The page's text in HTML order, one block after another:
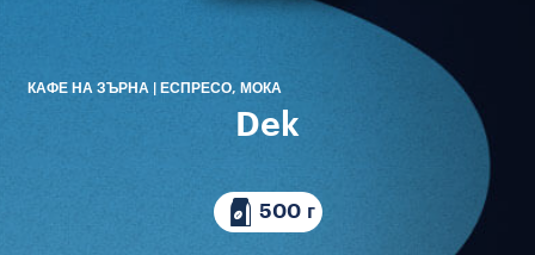
КАФЕ НА ЗЪРНА | ЕСПРЕСО, МОКА
Dek
500 г